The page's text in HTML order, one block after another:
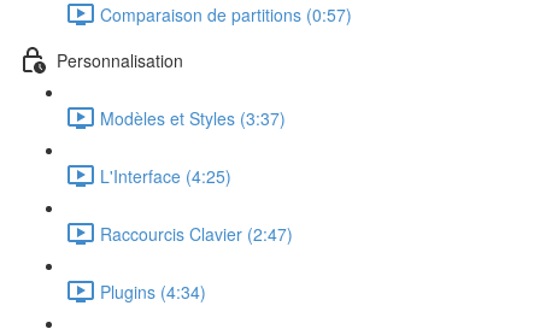
Comparaison de partitions (0:57)
Personnalisation
Modèles et Styles (3:37)
L'Interface (4:25)
Raccourcis Clavier (2:47)
Plugins (4:34)